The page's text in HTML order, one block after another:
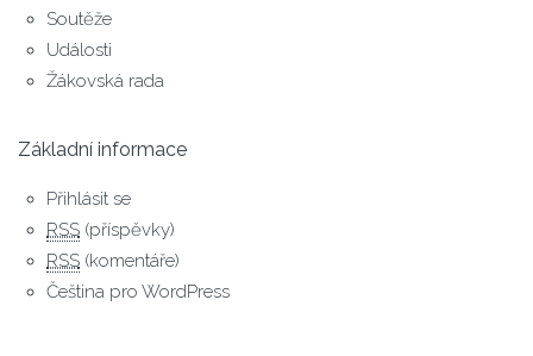
Soutěže
Události
Žákovská rada
Základní informace
Přihlásit se
RSS (příspěvky)
RSS (komentáře)
Čeština pro WordPress